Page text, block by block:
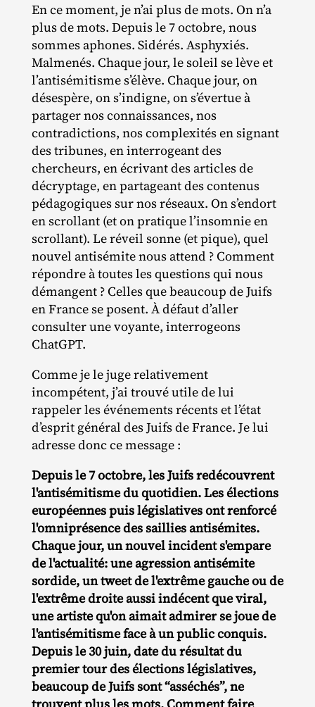
En ce moment, je n’ai plus de mots. On n’a
plus de mots. Depuis le 7 octobre, nous
sommes aphones. Sidérés. Asphyxiés.
Malmenés. Chaque jour, le soleil se lève et
l’antisémitisme s’élève. Chaque jour, on
désespère, on s’indigne, on s’évertue à
partager nos connaissances, nos
contradictions, nos complexités en signant
des tribunes, en interrogeant des
chercheurs, en écrivant des articles de
décryptage, en partageant des contenus
pédagogiques sur nos réseaux. On s’endort
en scrollant (et on pratique l’insomnie en
scrollant). Le réveil sonne (et pique), quel
nouvel antisémite nous attend ? Comment
répondre à toutes les questions qui nous
démangent ? Celles que beaucoup de Juifs
en France se posent. À défaut d’aller
consulter une voyante, interrogeons
ChatGPT.
Comme je le juge relativement
incompétent, j’ai trouvé utile de lui
rappeler les événements récents et l’état
d’esprit général des Juifs de France. Je lui
adresse donc ce message :
Depuis le 7 octobre, les Juifs redécouvrent
l'antisémitisme du quotidien. Les élections
européennes puis législatives ont renforcé
l'omniprésence des saillies antisémites.
Chaque jour, un nouvel incident s'empare
de l'actualité: une agression antisémite
sordide, un tweet de l'extrême gauche ou de
l'extrême droite aussi indécent que viral,
une artiste qu'on aimait admirer se joue de
l'antisémitisme face à un public conquis.
Depuis le 30 juin, date du résultat du
premier tour des élections législatives,
beaucoup de Juifs sont “asséchés”, ne